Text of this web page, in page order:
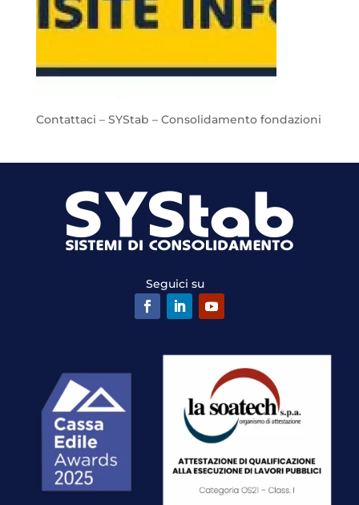
Contattaci – SYStab – Consolidamento fondazioni
Seguici su